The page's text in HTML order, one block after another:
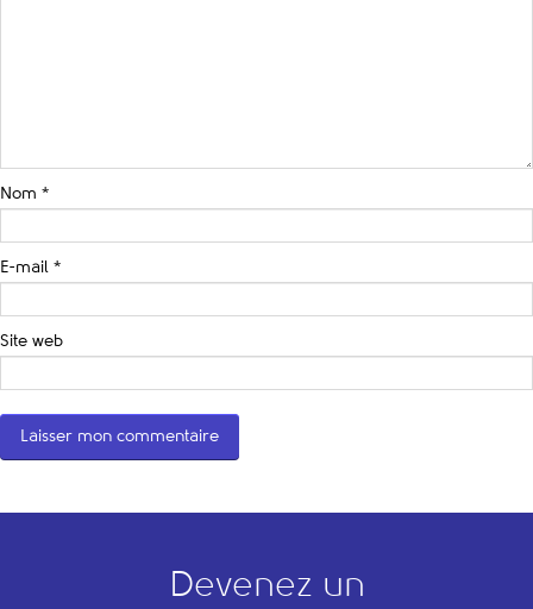
Nom *
E-mail *
Site web
Devenez un